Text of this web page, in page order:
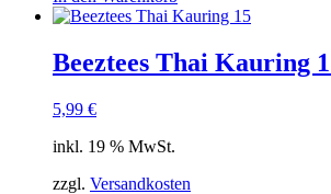
Beeztees Thai Kauring
5,99 €
inkl. 19 % MwSt.
zzgl. Versandkosten